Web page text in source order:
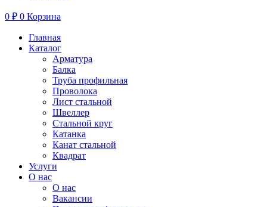
0 ₽ 0 Корзина
Главная
Каталог
Арматура
Балка
Труба профильная
Проволока
Лист стальной
Швеллер
Стальной круг
Катанка
Канат стальной
Квадрат
Услуги
О нас
О нас
Вакансии